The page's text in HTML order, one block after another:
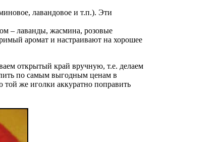
лавандовое и т.п.). Эти
– лаванды, жасмина, розовые
аромат и настраивают на хорошее
открытый край вручную, т.е. делаем
по самым выгодным ценам в
же иголки аккуратно поправить